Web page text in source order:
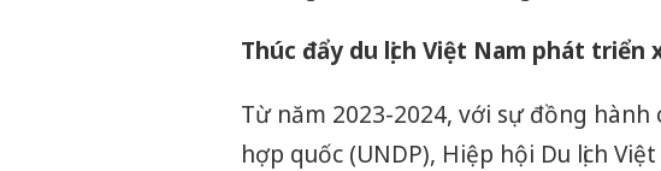
Thúc đẩy du lịch Việt Nam phát triển
Từ năm 2023-2024, với sự đồng
hợp quốc (UNDP), Hiệp hội Du lịch